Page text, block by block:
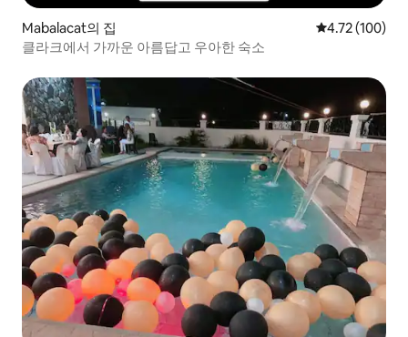
Mabalacat의 집 평점 4.72점(5
4.72 (100)
클라크에서 가까운 아름답고 우아한 숙소